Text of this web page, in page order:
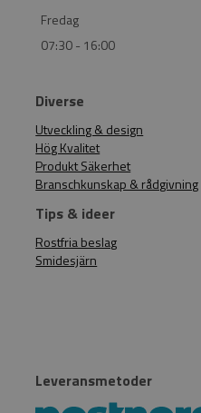
Fredag
07:30 - 16:00
Diverse
Utveckling & design
Hög Kvalitet
Produkt Säkerhet
Branschkunskap & rådgivning
Tips & ideer
Rostfria beslag
Smidesjärn
Leveransmetoder